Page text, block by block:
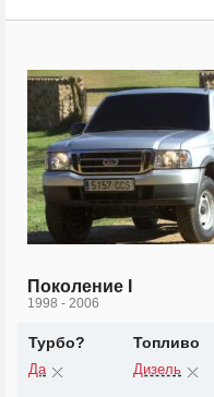
Поколение I
1998 - 2006
Турбо?
Да
Топливо
Дизель